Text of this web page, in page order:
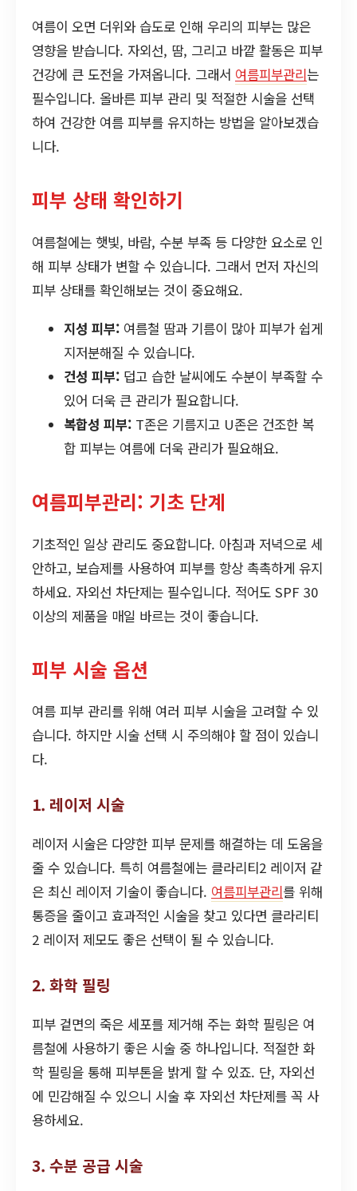
여름이 오면 더위와 습도로 인해 우리의 피부는 많은
영향을 받습니다. 자외선, 땀, 그리고 바깥 활동은 피부
건강에 큰 도전을 가져옵니다. 그래서 여름피부관리는
필수입니다. 올바른 피부 관리 및 적절한 시술을 선택
하여 건강한 여름 피부를 유지하는 방법을 알아보겠습
니다.
피부 상태 확인하기
여름철에는 햇빛, 바람, 수분 부족 등 다양한 요소로 인
해 피부 상태가 변할 수 있습니다. 그래서 먼저 자신의
피부 상태를 확인해보는 것이 중요해요.
지성 피부: 여름철 땀과 기름이 많아 피부가 쉽게
지저분해질 수 있습니다.
건성 피부: 덥고 습한 날씨에도 수분이 부족할 수
있어 더욱 큰 관리가 필요합니다.
복합성 피부: T존은 기름지고 U존은 건조한 복
합 피부는 여름에 더욱 관리가 필요해요.
여름피부관리: 기초 단계
기초적인 일상 관리도 중요합니다. 아침과 저녁으로 세
안하고, 보습제를 사용하여 피부를 항상 촉촉하게 유지
하세요. 자외선 차단제는 필수입니다. 적어도 SPF 30
이상의 제품을 매일 바르는 것이 좋습니다.
피부 시술 옵션
여름 피부 관리를 위해 여러 피부 시술을 고려할 수 있
습니다. 하지만 시술 선택 시 주의해야 할 점이 있습니
다.
1. 레이저 시술
레이저 시술은 다양한 피부 문제를 해결하는 데 도움을
줄 수 있습니다. 특히 여름철에는 클라리티2 레이저 같
은 최신 레이저 기술이 좋습니다. 여름피부관리를 위해
통증을 줄이고 효과적인 시술을 찾고 있다면 클라리티
2 레이저 제모도 좋은 선택이 될 수 있습니다.
2. 화학 필링
피부 겉면의 죽은 세포를 제거해 주는 화학 필링은 여
름철에 사용하기 좋은 시술 중 하나입니다. 적절한 화
학 필링을 통해 피부톤을 밝게 할 수 있죠. 단, 자외선
에 민감해질 수 있으니 시술 후 자외선 차단제를 꼭 사
용하세요.
3. 수분 공급 시술